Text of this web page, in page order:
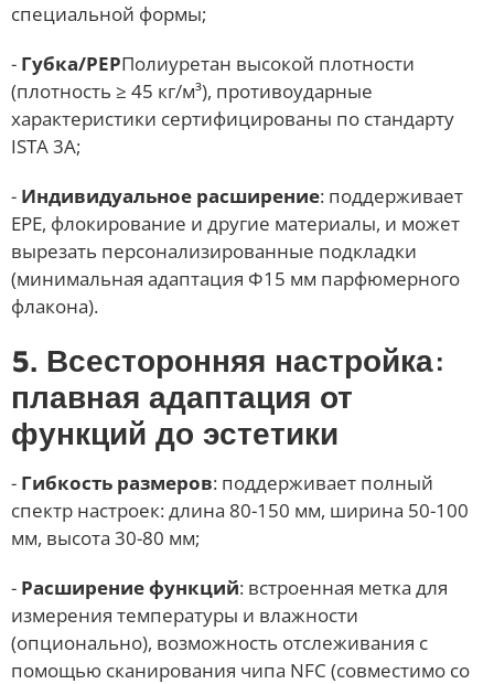
специальной формы;
- Губка/PEPПолиуретан высокой плотности
(плотность ≥ 45 кг/м³), противоударные
характеристики сертифицированы по стандарту
ISTA 3A;
- Индивидуальное расширение: поддерживает
EPE, флокирование и другие материалы, и может
вырезать персонализированные подкладки
(минимальная адаптация Φ15 мм парфюмерного
флакона).
5. Всесторонняя настройка:
плавная адаптация от
функций до эстетики
- Гибкость размеров: поддерживает полный
спектр настроек: длина 80-150 мм, ширина 50-100
мм, высота 30-80 мм;
- Расширение функций: встроенная метка для
измерения температуры и влажности
(опционально), возможность отслеживания с
помощью сканирования чипа NFC (совместимо со